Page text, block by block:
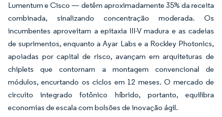
Lumentum e Cisco — detêm aproximadamente 35% da receita
combinada, sinalizando concentração moderada. Os
incumbentes aproveitam a epitaxia III-V madura e as cadeias
de suprimentos, enquanto a Ayar Labs e a Rockley Photonics,
apoiadas por capital de risco, avançam em arquiteturas de
chiplets que contornam a montagem convencional de
módulos, encurtando os ciclos em 12 meses. O mercado de
circuito integrado fotônico híbrido, portanto, equilibra
economias de escala com bolsões de inovação ágil.